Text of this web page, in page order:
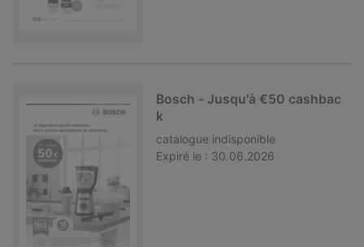
Bosch - Jusqu'à €50 cashbac
k
catalogue indisponible
Expiré le : 30.06.2026